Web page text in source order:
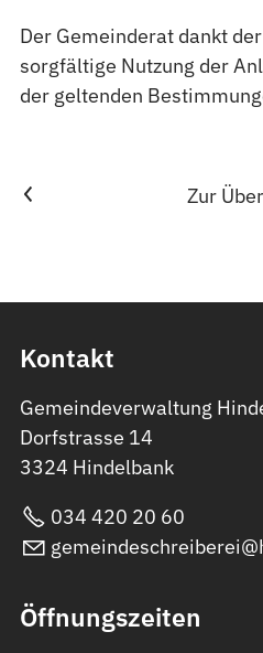
Der Gemeinderat dankt
sorgfältige Nutzung der
der geltenden
Vorheriger Artikel Zur
Kontakt
Gemeindeverwaltung
Dorfstrasse 14
3324 Hindelbank
034 420 20 60
Öffnungszeiten